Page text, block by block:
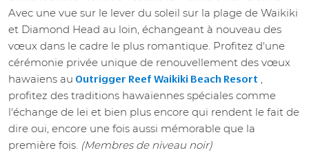
Avec une vue sur le lever du soleil sur la plage de Waikiki
et Diamond Head au loin, échangeant à nouveau des
vœux dans le cadre le plus romantique. Profitez d'une
cérémonie privée unique de renouvellement des vœux
hawaïens au Outrigger Reef Waikiki Beach Resort ,
profitez des traditions hawaïennes spéciales comme
l'échange de lei et bien plus encore qui rendent le fait de
dire oui, encore une fois aussi mémorable que la
première fois. (Membres de niveau noir)